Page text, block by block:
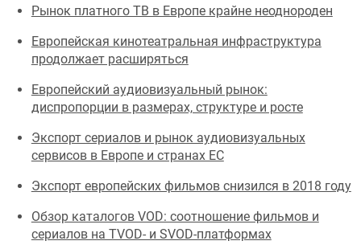
Рынок платного ТВ в Европе крайне неоднороден
Европейская кинотеатральная инфраструктура
продолжает расширяться
Европейский аудиовизуальный рынок:
диспропорции в размерах, структуре и росте
Экспорт сериалов и рынок аудиовизуальных
сервисов в Европе и странах ЕС
Экспорт европейских фильмов снизился в 2018 году
Обзор каталогов VOD: соотношение фильмов и
сериалов на TVOD- и SVOD-платформах